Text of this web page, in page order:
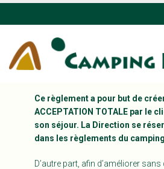
Ce règlement a pour but de
ACCEPTATION TOTALE par
son séjour. La Direction se
dans les règlements du
D’autre part, afin d’améliorer